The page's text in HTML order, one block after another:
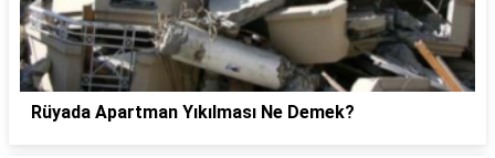
Rüyada Apartman Yıkılması Ne Demek?